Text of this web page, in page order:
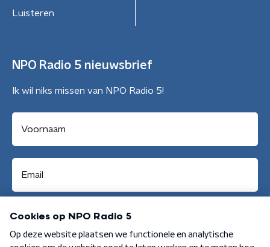
Luisteren
NPO Radio 5 nieuwsbrief
Ik wil niks missen van NPO Radio 5!
Aanmelden